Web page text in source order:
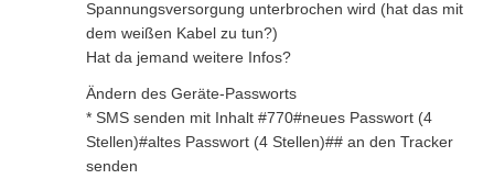
Spannungsversorgung unterbrochen wird (hat das mit
dem weißen Kabel zu tun?)
Hat da jemand weitere Infos?
Ändern des Geräte-Passworts
* SMS senden mit Inhalt #770#neues Passwort (4
Stellen)#altes Passwort (4 Stellen)## an den Tracker
senden